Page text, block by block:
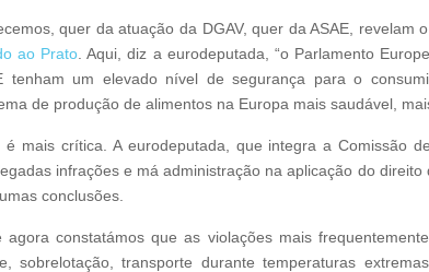
quer da atuação da DGAV, quer da ASAE, revelam
ao Prato. Aqui, diz a eurodeputada, “o Parlamento
um elevado nível de segurança para o
de produção de alimentos na Europa mais saudável,
mais crítica. A eurodeputada, que integra a Comissão
infrações e má administração na aplicação do
conclusões.
constatámos que as violações mais
sobrelotação, transporte durante temperaturas